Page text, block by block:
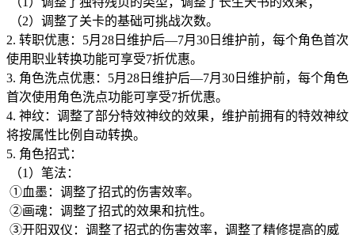
（2）调整了关卡的基础可挑战次数。
2. 转职优惠：5月28日维护后—7月30日维护前，每个角色首次
使用职业转换功能可享受7折优惠。
3. 角色洗点优惠：5月28日维护后—7月30日维护前，每个角色
首次使用角色洗点功能可享受7折优惠。
4. 神纹：调整了部分特效神纹的效果，维护前拥有的特效神纹
将按属性比例自动转换。
5. 角色招式：
（1）笔法：
①血墨：调整了招式的伤害效率。
②画魂：调整了招式的效果和抗性。
③开阳双仪：调整了招式的伤害效率，调整了精修提高的威